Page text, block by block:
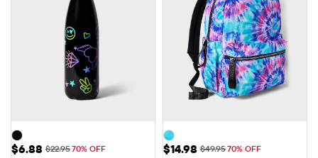
Precio de venta: $6.88
$6.88 Precio original: $22.95
$22.9570% OFF Precio de venta: $14.98
$14.98 Precio original: $49.95
$49.9570% OFF